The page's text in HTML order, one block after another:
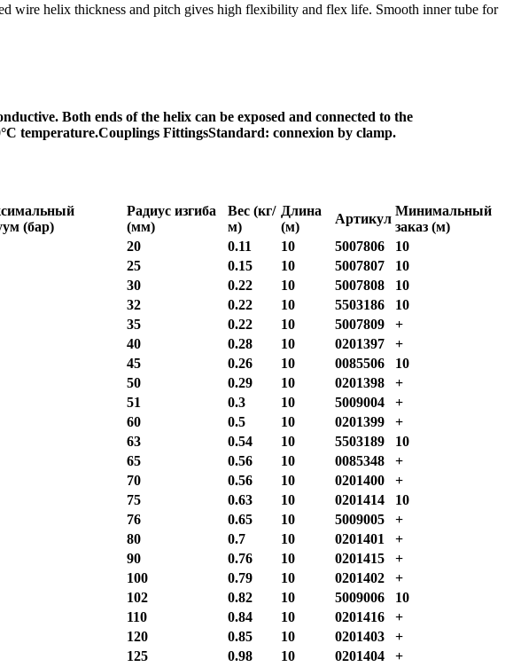
wire helix thickness and pitch gives high flexibility and flex life. Smooth inner tube for
Both ends of the helix can be exposed and connected to the
temperature.Couplings FittingsStandard: connexion by clamp.
(бар)
Радиус изгиба
(мм)
Вес (кг/
м)
Длина
(м)
Артикул
Минимальный
заказ (м)
20 0.11 10 5007806
10
25 0.15 10 5007807
10
30 0.22 10 5007808
10
32 0.22 10 5503186
10
35 0.22 10 5007809
+
40 0.28 10 0201397
+
45 0.26 10 0085506
10
50 0.29 10 0201398
+
51 0.3 10 5009004
+
60 0.5 10 0201399
+
63 0.54 10 5503189
10
65 0.56 10 0085348
+
70 0.56 10 0201400
+
75 0.63 10 0201414
10
76 0.65 10 5009005
+
80 0.7 10 0201401
+
90 0.76 10 0201415
+
100 0.79 10 0201402
+
102 0.82 10 5009006
10
110 0.84 10 0201416
+
120 0.85 10 0201403
+
125 0.98 10 0201404
+